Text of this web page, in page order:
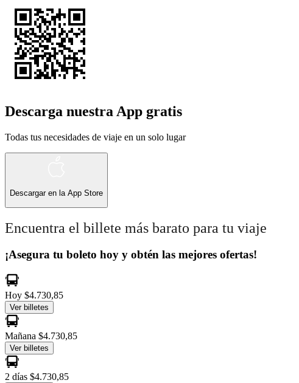
Descarga nuestra App gratis
Todas tus necesidades de viaje en un solo lugar
Descargar en la App Store
Encuentra el billete más barato para tu viaje
¡Asegura tu boleto hoy y obtén las mejores ofertas!
Hoy $4.730,85
Ver billetes
Mañana $4.730,85
Ver billetes
2 días $4.730,85